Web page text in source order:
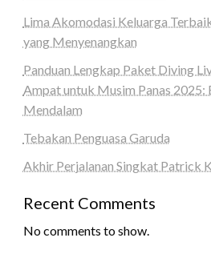
Lima Akomodasi Keluarga
yang Menyenangkan
Panduan Lengkap Paket Diving
Ampat untuk Musim Panas 2025:
Mendalam
Tebakan Penguasa Garuda
Akhir Perjalanan Singkat Patrick
Recent Comments
No comments to show.